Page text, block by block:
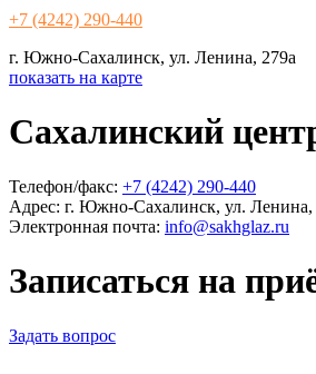
+7 (4242) 290-440
г. Южно-Сахалинск, ул. Ленина, 279а
показать на карте
Сахалинский
Телефон/факс: +7 (4242) 290-440
Адрес: г. Южно-Сахалинск, ул. Ленина,
Электронная почта: info@sakhglaz.ru
Записаться на
Задать вопрос